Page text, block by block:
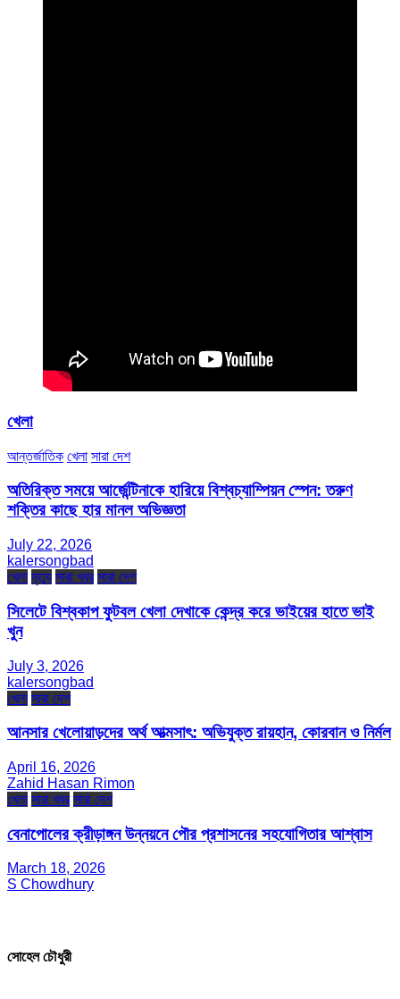
খেলা
আন্তর্জাতিক খেলা সারা দেশ
অতিরিক্ত সময়ে আর্জেন্টিনাকে হারিয়ে বিশ্বচ্যাম্পিয়ন স্পেন: তরুণ
শক্তির কাছে হার মানল অভিজ্ঞতা
July 22, 2026
kalersongbad
খেলা মৃত্যু সারা খবর সারা দেশ
সিলেটে বিশ্বকাপ ফুটবল খেলা দেখাকে কেন্দ্র করে ভাইয়ের হাতে ভাই
খুন
July 3, 2026
kalersongbad
খেলা সারা দেশ
আনসার খেলোয়াড়দের অর্থ আত্মসাৎ: অভিযুক্ত রায়হান, কোরবান ও নির্মল
April 16, 2026
Zahid Hasan Rimon
খেলা সারা খবর সারা দেশ
বেনাপোলের ক্রীড়াঙ্গন উন্নয়নে পৌর প্রশাসনের সহযোগিতার আশ্বাস
March 18, 2026
S Chowdhury
সোহেল চৌধুরী